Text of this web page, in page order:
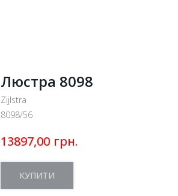
Люстра 8098
Zijlstra
8098/56
13897,00 грн.
КУПИТИ